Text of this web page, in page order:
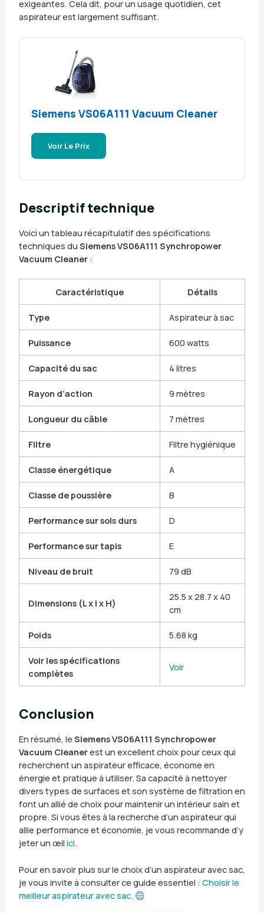
exigeantes. Cela dit, pour un usage quotidien, cet
aspirateur est largement suffisant.
Siemens VS06A111 Vacuum Cleaner
Voir Le Prix
Descriptif technique
Voici un tableau récapitulatif des spécifications
techniques du Siemens VS06A111 Synchropower
Vacuum Cleaner:
Caractéristique Détails
Type Aspirateur à sac
Puissance 600 watts
Capacité du sac 4 litres
Rayon d’action 9 mètres
Longueur du câble 7 mètres
Filtre Filtre hygiénique
Classe énergétique A
Classe de poussière B
Performance sur sols durs D
Performance sur tapis E
Niveau de bruit 79 dB
Dimensions (L x l x H)
25.5 x 28.7 x 40
cm
Poids 5.68 kg
Voir les spécifications
complètes
Voir
Conclusion
En résumé, le Siemens VS06A111 Synchropower
Vacuum Cleanerest un excellent choix pour ceux qui
recherchent un aspirateur efficace, économe en
énergie et pratique à utiliser. Sa capacité à nettoyer
divers types de surfaces et son système de filtration en
font un allié de choix pour maintenir un intérieur sain et
propre. Si vous êtes à la recherche d’un aspirateur qui
allie performance et économie, je vous recommande d’y
jeter un œil ici.
Pour en savoir plus sur le choix d’un aspirateur avec sac,
je vous invite à consulter ce guide essentiel : Choisir le
meilleur aspirateur avec sac.